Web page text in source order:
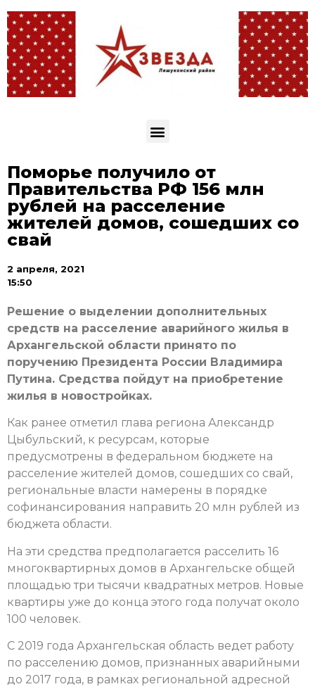
Поморье получило от
Правительства РФ 156 млн
рублей на расселение
жителей домов, сошедших со
свай
2 апреля, 2021
15:50
Решение о выделении дополнительных
средств на расселение аварийного жилья в
Архангельской области принято по
поручению Президента России Владимира
Путина. Средства пойдут на приобретение
жилья в новостройках.
Как ранее отметил глава региона Александр
Цыбульский, к ресурсам, которые
предусмотрены в федеральном бюджете на
расселение жителей домов, сошедших со свай,
региональные власти намерены в порядке
софинансирования направить 20 млн рублей из
бюджета области.
На эти средства предполагается расселить 16
многоквартирных домов в Архангельске общей
площадью три тысячи квадратных метров. Новые
квартиры уже до конца этого года получат около
100 человек.
С 2019 года Архангельская область ведет работу
по расселению домов, признанных аварийными
до 2017 года, в рамках региональной адресной